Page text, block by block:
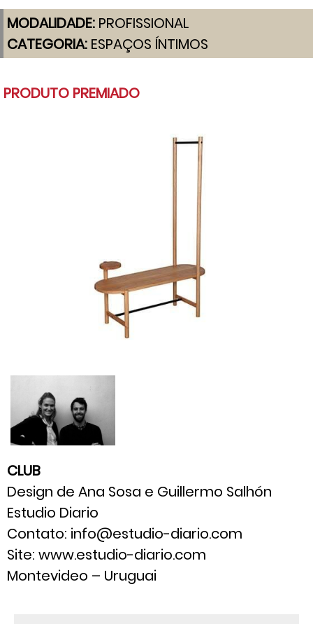
MODALIDADE: PROFISSIONAL
CATEGORIA: ESPAÇOS ÍNTIMOS
PRODUTO PREMIADO
CLUB
Design de Ana Sosa e Guillermo Salhón
Estudio Diario
Contato: info@estudio-diario.com
Site: www.estudio-diario.com
Montevideo – Uruguai